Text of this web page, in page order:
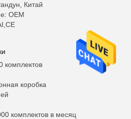
Китай
OEM
комплектов
коробка
комплектов в месяц